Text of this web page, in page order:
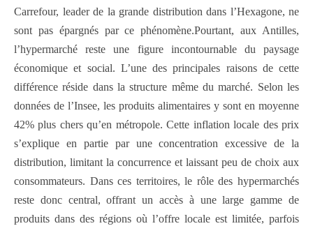
Carrefour, leader de la grande distribution dans l’Hexagone, ne
sont pas épargnés par ce phénomène.Pourtant, aux Antilles,
l’hypermarché reste une figure incontournable du paysage
économique et social. L’une des principales raisons de cette
différence réside dans la structure même du marché. Selon les
données de l’Insee, les produits alimentaires y sont en moyenne
42% plus chers qu’en métropole. Cette inflation locale des prix
s’explique en partie par une concentration excessive de la
distribution, limitant la concurrence et laissant peu de choix aux
consommateurs. Dans ces territoires, le rôle des hypermarchés
reste donc central, offrant un accès à une large gamme de
produits dans des régions où l’offre locale est limitée, parfois